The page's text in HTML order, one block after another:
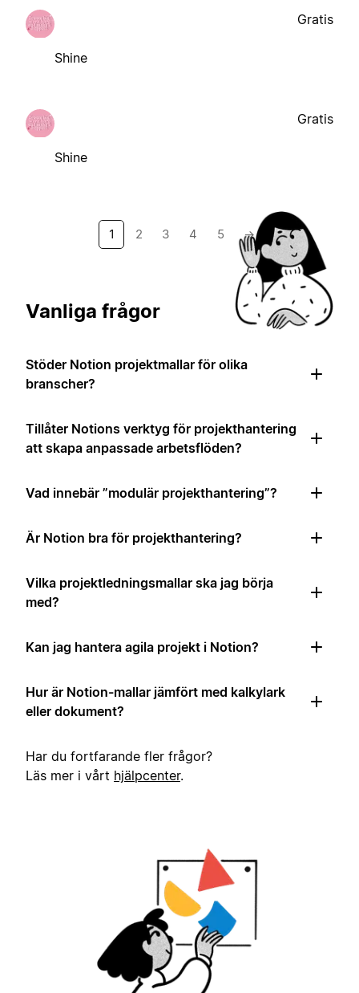
Shine
Gratis
Shine
Gratis
1 2 3 4 5 →
Vanliga frågor
Stöder Notion projektmallar för olika
branscher?
Tillåter Notions verktyg för projekthantering
att skapa anpassade arbetsflöden?
Vad innebär ”modulär projekthantering”?
Är Notion bra för projekthantering?
Vilka projektledningsmallar ska jag börja
med?
Kan jag hantera agila projekt i Notion?
Hur är Notion-mallar jämfört med kalkylark
eller dokument?
Har du fortfarande fler frågor?
Läs mer i vårt hjälpcenter.